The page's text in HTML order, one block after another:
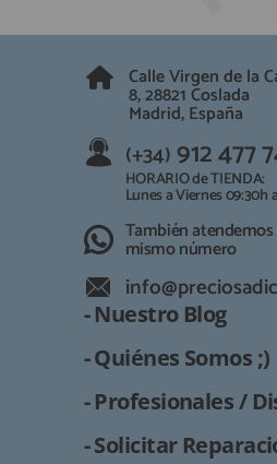
Calle Virgen de la
8, 28821 Coslada
Madrid, España
(+34) 912 477
HORARIO de TIENDA:
Lunes a Viernes 09:30h
También
mismo número
- Nuestro Blog
- Quiénes Somos ;)
- Profesionales /
- Solicitar